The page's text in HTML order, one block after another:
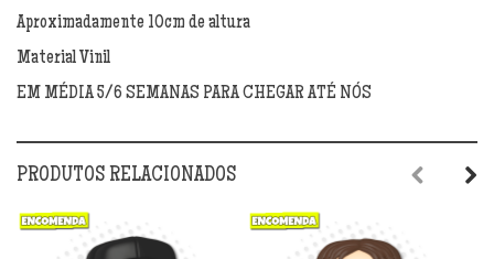
Aproximadamente 10cm de altura
Material Vinil
EM MÉDIA 5/6 SEMANAS PARA CHEGAR ATÉ NÓS
PRODUTOS RELACIONADOS